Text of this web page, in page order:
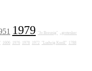
1979 "Jo Breunig" „grotesker
1606 1976 1978 1972 "Ludwig Knoll" 1788